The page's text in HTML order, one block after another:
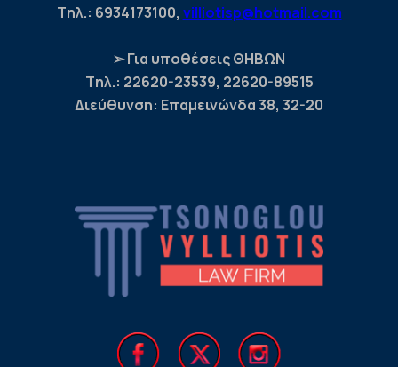
Tηλ.: 6934173100, villiotisp@hotmail.com
➢ Για υποθέσεις ΘΗΒΩΝ
Tηλ.: 22620-23539, 22620-89515
Διεύθυνση: Επαμεινώνδα 38, 32-20